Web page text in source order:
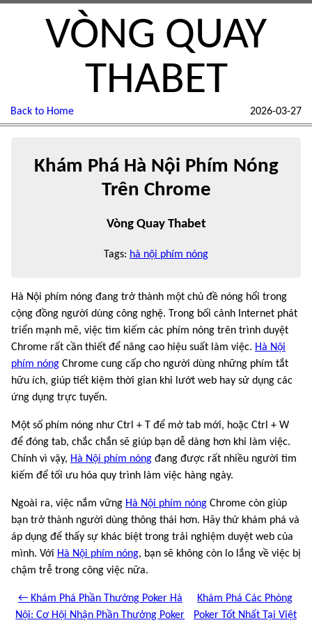
VÒNG QUAY
THABET
Back to Home 2026-03-27
Khám Phá Hà Nội Phím Nóng
Trên Chrome
Vòng Quay Thabet
Tags: hà nội phím nóng
Hà Nội phím nóng đang trở thành một chủ đề nóng hổi trong
cộng đồng người dùng công nghệ. Trong bối cảnh Internet phát
triển mạnh mẽ, việc tìm kiếm các phím nóng trên trình duyệt
Chrome rất cần thiết để nâng cao hiệu suất làm việc. Hà Nội
phím nóng Chrome cung cấp cho người dùng những phím tắt
hữu ích, giúp tiết kiệm thời gian khi lướt web hay sử dụng các
ứng dụng trực tuyến.
Một số phím nóng như Ctrl + T để mở tab mới, hoặc Ctrl + W
để đóng tab, chắc chắn sẽ giúp bạn dễ dàng hơn khi làm việc.
Chính vì vậy, Hà Nội phím nóng đang được rất nhiều người tìm
kiếm để tối ưu hóa quy trình làm việc hàng ngày.
Ngoài ra, việc nắm vững Hà Nội phím nóng Chrome còn giúp
bạn trở thành người dùng thông thái hơn. Hãy thử khám phá và
áp dụng để thấy sự khác biệt trong trải nghiệm duyệt web của
mình. Với Hà Nội phím nóng, bạn sẽ không còn lo lắng về việc bị
chậm trễ trong công việc nữa.
← Khám Phá Phần Thưởng Poker Hà
Nội: Cơ Hội Nhận Phần Thưởng Poker
Khám Phá Các Phòng
Poker Tốt Nhất Tại Việt